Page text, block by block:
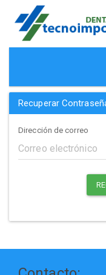
Recuperar
Dirección de correo